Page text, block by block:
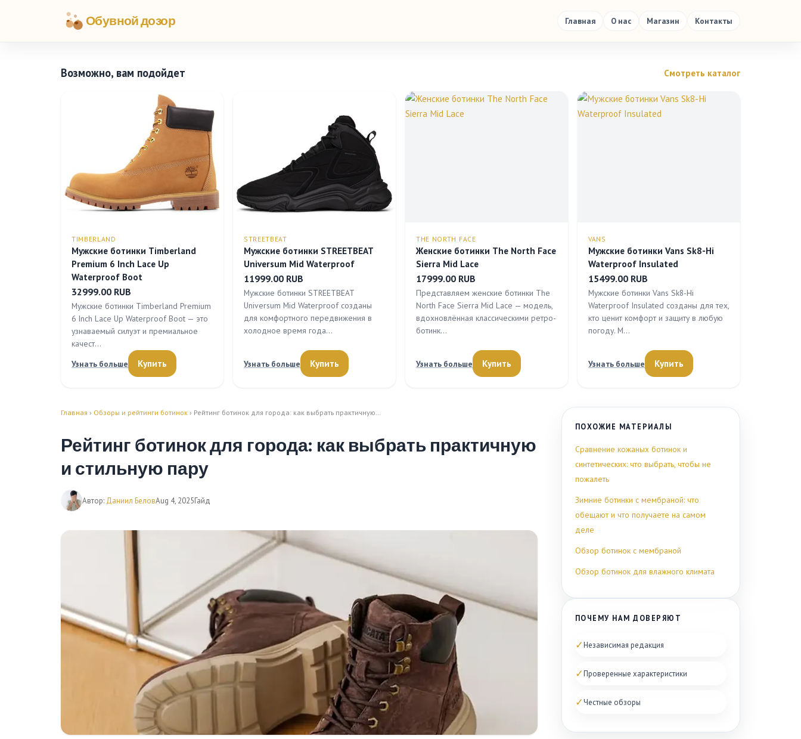
Обувной дозор Главная О нас Магазин Контакты
Возможно, вам подойдет Смотреть каталог
TIMBERLAND
Мужские ботинки Timberland
Premium 6 Inch Lace Up
Waterproof Boot
32999.00 RUB
Мужские ботинки Timberland Premium
6 Inch Lace Up Waterproof Boot — это
узнаваемый силуэт и премиальное
качест…
Узнать больше
Купить
STREETBEAT
Мужские ботинки STREETBEAT
Universum Mid Waterproof
11999.00 RUB
Мужские ботинки STREETBEAT
Universum Mid Waterproof созданы
для комфортного передвижения в
холодное время года…
Узнать больше Купить
THE NORTH FACE
Женские ботинки The North Face
Sierra Mid Lace
17999.00 RUB
Представляем женские ботинки The
North Face Sierra Mid Lace — модель,
вдохновлённая классическими ретро-
ботинк…
Узнать больше Купить
VANS
Мужские ботинки Vans Sk8-Hi
Waterproof Insulated
15499.00 RUB
Мужские ботинки Vans Sk8-Hi
Waterproof Insulated созданы для тех,
кто ценит комфорт и защиту в любую
погоду. М…
Узнать больше Купить
Главная › Обзоры и рейтинги ботинок › Рейтинг ботинок для города: как выбрать практичную…
Рейтинг ботинок для города: как выбрать практичную
и стильную пару
Автор: Даниил БеловAug 4, 2025Гайд
ПОХОЖИЕ МАТЕРИАЛЫ
Сравнение кожаных ботинок и
синтетических: что выбрать, чтобы не
пожалеть
Зимние ботинки с мембраной: что
обещают и что получаете на самом
деле
Обзор ботинок с мембраной
Обзор ботинок для влажного климата
ПОЧЕМУ НАМ ДОВЕРЯЮТ
✓Независимая редакция
✓Проверенные характеристики
✓Честные обзоры